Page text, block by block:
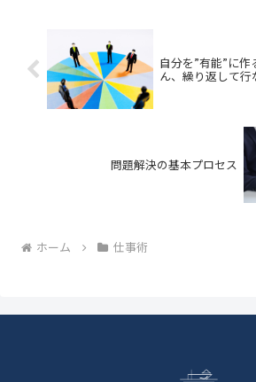
自分を”有能”に
ん、繰り返して行
問題解決の基本プロセス
ホーム 仕事術